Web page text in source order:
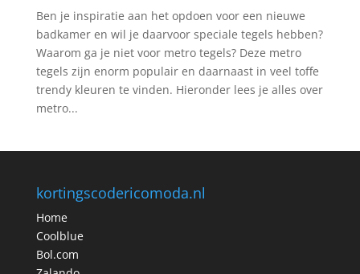
Ben je inspiratie aan het opdoen voor een nieuwe
badkamer en wil je daarvoor speciale tegels hebben?
Waarom ga je niet voor metro tegels? Deze metro
tegels zijn enorm populair en daarnaast in veel toffe
trendy kleuren te vinden. Hieronder lees je alles over
metro...
kortingscodericomoda.nl
Home
Coolblue
Bol.com